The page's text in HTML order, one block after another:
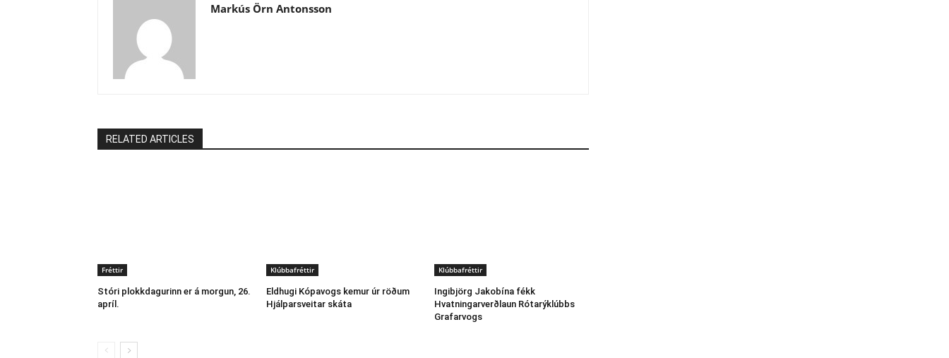
Markús Örn Antonsson
RELATED ARTICLES
Fréttir
Stóri plokkdagurinn er á morgun, 26.
apríl.
Klúbbafréttir
Eldhugi Kópavogs kemur úr röðum
Hjálparsveitar skáta
Klúbbafréttir
Ingibjörg Jakobína fékk
Hvatningarverðlaun Rótarýklúbbs
Grafarvogs